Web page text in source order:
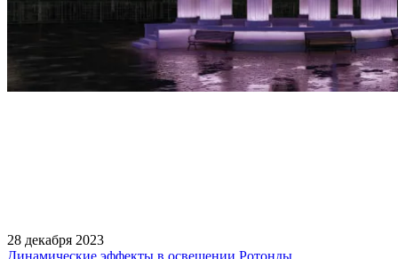
28 декабря 2023
Динамические эффекты в освещении Ротонды